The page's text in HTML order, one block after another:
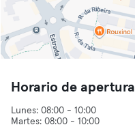
Horario de apertura
Lunes: 08:00 - 10:00
Martes: 08:00 - 10:00